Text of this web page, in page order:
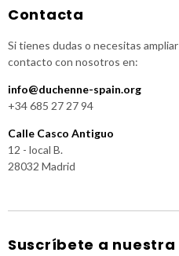
Contacta
Si tienes dudas o necesitas
contacto con nosotros en:
info@duchenne-spain.org
+34 685 27 27 94
Calle Casco Antiguo
12 - local B.
28032 Madrid
Suscríbete a